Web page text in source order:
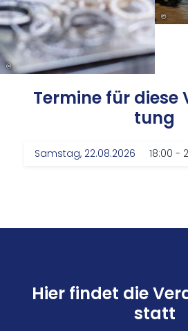
©
©
Ter­mi­ne für
tung
Samstag, 22.08.2026 18:00 -
Hier findet die
statt